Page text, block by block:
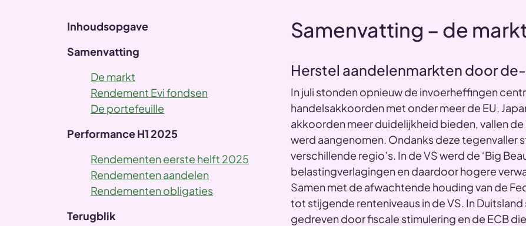
Inhoudsopgave
Samenvatting
De markt
Rendement Evi fondsen
De portefeuille
Performance H1 2025
Rendementen eerste helft 2025
Rendementen aandelen
Rendementen obligaties
Terugblik
Samenvatting – de
Herstel aandelenmarkten door
In juli stonden opnieuw de invoerheffingen
handelsakkoorden met onder meer de EU,
akkoorden meer duidelijkheid bieden, vallen
werd aangenomen. Ondanks deze tegenvaller
verschillende regio’s. In de VS werd de ‘Big
belastingverlagingen en daardoor hogere
Samen met de afwachtende houding van de
tot stijgende renteniveaus in de VS. In
gedreven door fiscale stimulering en de ECB